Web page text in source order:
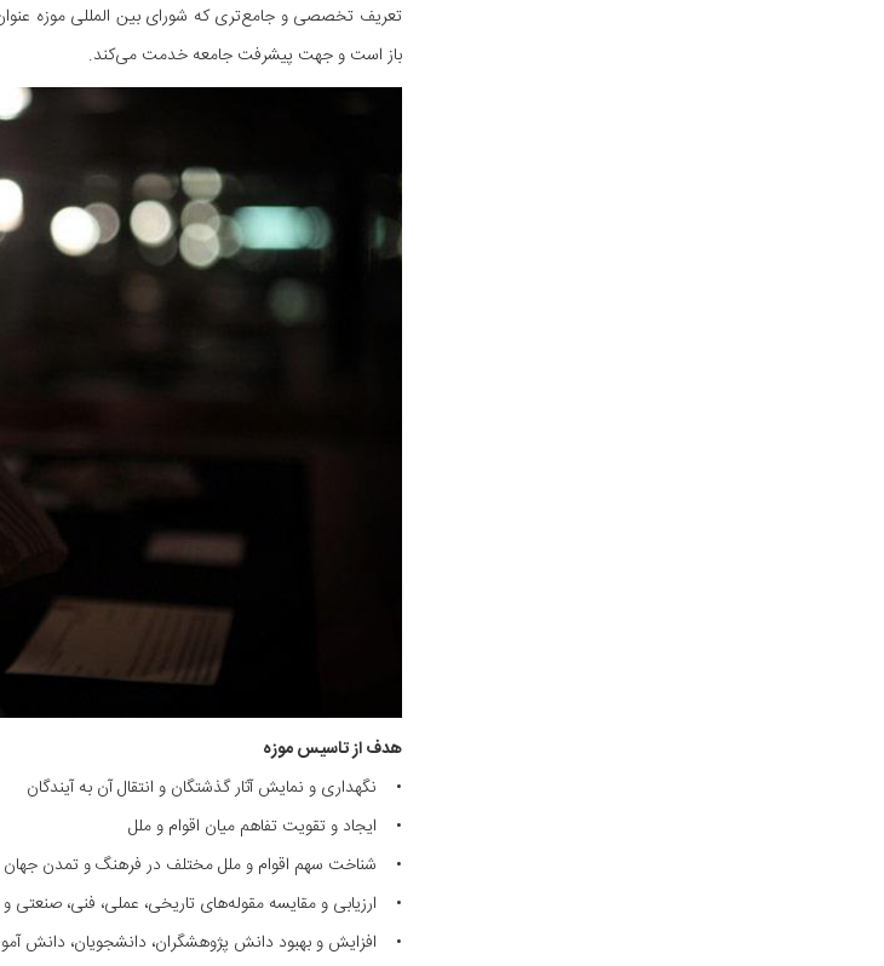
تعریف تخصصی و جامع‌تری که شورای بین المللی موزه
باز است و جهت پیشرفت جامعه خدمت می‌کند.
هدف از تاسیس موزه
• نگهداری و نمایش آثار گذشتگان و انتقال آن به آیندگان
• ایجاد و تقویت تفاهم میان اقوام و ملل
• شناخت سهم اقوام و ملل مختلف در فرهنگ و تمدن جهان
• ارزیابی و مقایسه مقوله‌های تاریخی، عملی، فنی، صنعتی
• افزایش و بهبود دانش پژوهشگران، دانشجویان، دانش